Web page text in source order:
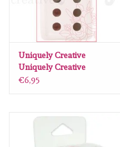
stempelaccesoires
papier (blokjes) &
embellishments
Embellishment/bedeltjes
Mixed Media
Uniquely Creative
Uniquely Creative
magneten 10 mm set van
€6,95